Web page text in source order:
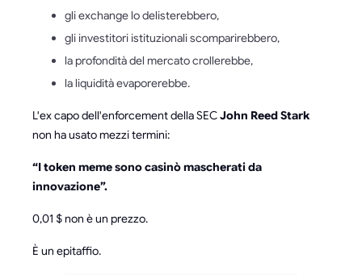
gli exchange lo delisterebbero,
gli investitori istituzionali scomparirebbero,
la profondità del mercato crollerebbe,
la liquidità evaporerebbe.
L'ex capo dell'enforcement della SECJohn Reed Stark
non ha usato mezzi termini:
“I token meme sono casinò mascherati da
innovazione”.
0,01 $ non è un prezzo.
È un epitaffio.